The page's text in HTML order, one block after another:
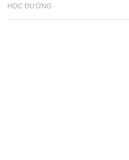
HỌC ĐƯỜNG